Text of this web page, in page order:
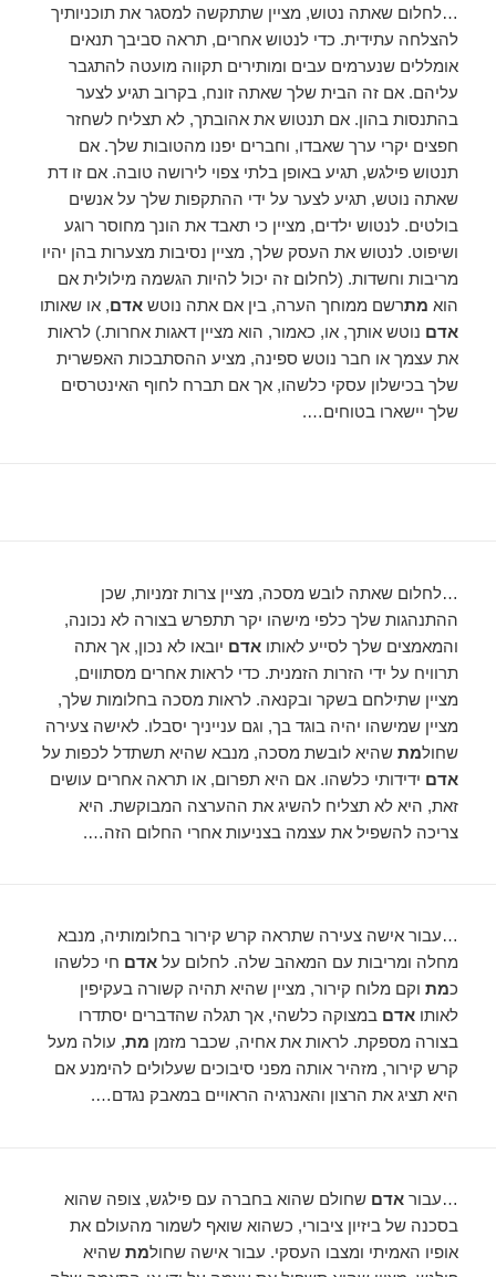
…לחלום שאתה נטוש, מציין שתתקשה למסגר את תוכניותיך
להצלחה עתידית. כדי לנטוש אחרים, תראה סביבך תנאים
אומללים שנערמים עבים ומותירים תקווה מועטה להתגבר
עליהם. אם זה הבית שלך שאתה זונח, בקרוב תגיע לצער
בהתנסות בהון. אם תנטוש את אהובתך, לא תצליח לשחזר
חפצים יקרי ערך שאבדו, וחברים יפנו מהטובות שלך. אם
תנטוש פילגש, תגיע באופן בלתי צפוי לירושה טובה. אם זו דת
שאתה נוטש, תגיע לצער על ידי ההתקפות שלך על אנשים
בולטים. לנטוש ילדים, מציין כי תאבד את הונך מחוסר רוגע
ושיפוט. לנטוש את העסק שלך, מציין נסיבות מצערות בהן יהיו
מריבות וחשדות. (לחלום זה יכול להיות הגשמה מילולית אם
הוא מתרשם ממוחך הערה, בין אם אתה נוטשאדם, או שאותו
אדם נוטש אותך, או, כאמור, הוא מציין דאגות אחרות.) לראות
את עצמך או חבר נוטש ספינה, מציע ההסתבכות האפשרית
שלך בכישלון עסקי כלשהו, ​​אך אם תברח לחוף האינטרסים
שלך יישארו בטוחים….
…לחלום שאתה לובש מסכה, מציין צרות זמניות, שכן
ההתנהגות שלך כלפי מישהו יקר תתפרש בצורה לא נכונה,
והמאמצים שלך לסייע לאותואדם יובאו לא נכון, אך אתה
תרוויח על ידי הזרות הזמנית. כדי לראות אחרים מסתווים,
מציין שתילחם בשקר ובקנאה. לראות מסכה בחלומות שלך,
מציין שמישהו יהיה בוגד בך, וגם ענייניך יסבלו. לאישה צעירה
שחולמת שהיא לובשת מסכה, מנבא שהיא תשתדל לכפות על
אדם ידידותי כלשהו. אם היא תפרום, או תראה אחרים עושים
זאת, היא לא תצליח להשיג את ההערצה המבוקשת. היא
צריכה להשפיל את עצמה בצניעות אחרי החלום הזה….
…עבור אישה צעירה שתראה קרש קירור בחלומותיה, מנבא
מחלה ומריבות עם המאהב שלה. לחלום עלאדם חי כלשהו
כמת וקם מלוח קירור, מציין שהיא תהיה קשורה בעקיפין
לאותואדם במצוקה כלשהי, אך תגלה שהדברים יסתדרו
בצורה מספקת. לראות את אחיה, שכבר מזמן מת, עולה מעל
קרש קירור, מזהיר אותה מפני סיבוכים שעלולים להימנע אם
היא תציג את הרצון והאנרגיה הראויים במאבק נגדם….
…עבוראדם שחולם שהוא בחברה עם פילגש, צופה שהוא
בסכנה של ביזיון ציבורי, כשהוא שואף לשמור מהעולם את
אופיו האמיתי ומצבו העסקי. עבור אישה שחולמת שהיא